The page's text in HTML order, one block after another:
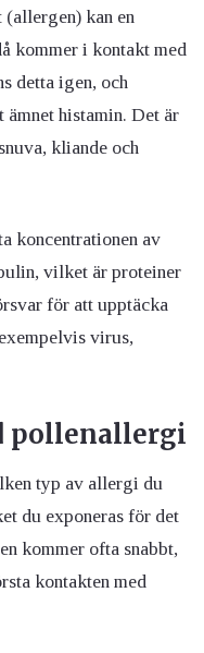
kan en
kommer i kontakt med
detta igen, och
ämnet histamin. Det är
kliande och
koncentrationen av
vilket är proteiner
för att upptäcka
virus,
pollenallergi
typ av allergi du
du exponeras för det
kommer ofta snabbt,
kontakten med